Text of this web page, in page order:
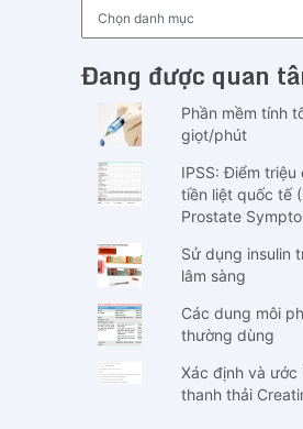
Đang được quan
Phần mềm tính
giọt/phút
IPSS: Điểm
tiền liệt quốc tế
Prostate
Sử dụng insulin
lâm sàng
Các dung môi
thường dùng
Xác định và ước
thanh thải